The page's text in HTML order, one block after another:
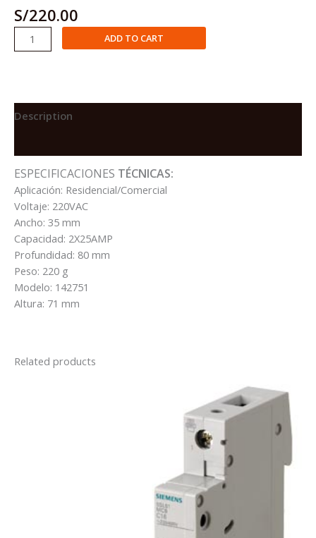
S/220.00
INTERRUPTOR
DIFERENCIAL
TIPO
SUPERINMUNIZADO
(MRCM-
25/2/003-
A)
quantity
ADD TO CART
Description
ESPECIFICACIONES TÉCNICAS:
Aplicación: Residencial/Comercial
Voltaje: 220VAC
Ancho: 35 mm
Capacidad: 2X25AMP
Profundidad: 80 mm
Peso: 220 g
Modelo: 142751
Altura: 71 mm
Related products